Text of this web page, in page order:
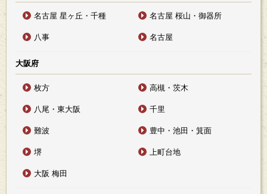
名古屋 星ヶ丘・千種 名古屋 桜山・御器所
八事 名古屋
大阪府
枚方 高槻・茨木
八尾・東大阪 千里
難波 豊中・池田・箕面
堺 上町台地
大阪 梅田